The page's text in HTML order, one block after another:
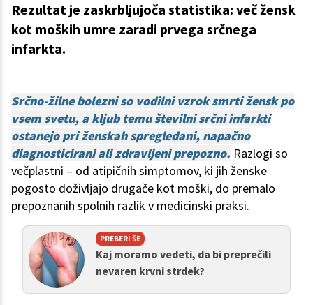
Rezultat je zaskrbljujoča statistika: več žensk
kot moških umre zaradi prvega srčnega
infarkta.
Srčno-žilne bolezni so vodilni vzrok smrti žensk po
vsem svetu, a kljub temu številni srčni infarkti
ostanejo pri ženskah spregledani, napačno
diagnosticirani ali zdravljeni prepozno. Razlogi so
večplastni – od atipičnih simptomov, ki jih ženske
pogosto doživljajo drugače kot moški, do premalo
prepoznanih spolnih razlik v medicinski praksi.
PREBERI ŠE
Kaj moramo vedeti, da bi preprečili
nevaren krvni strdek?